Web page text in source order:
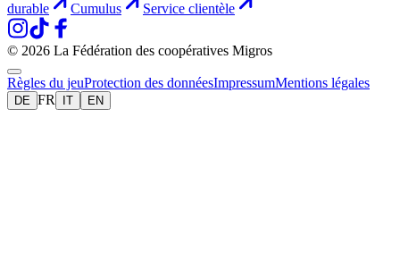
durable
Cumulus Service clientèle
© 2026 La Fédération des coopératives Migros
Règles du jeuProtection des donnéesImpressumMentions légales
DE FR IT EN